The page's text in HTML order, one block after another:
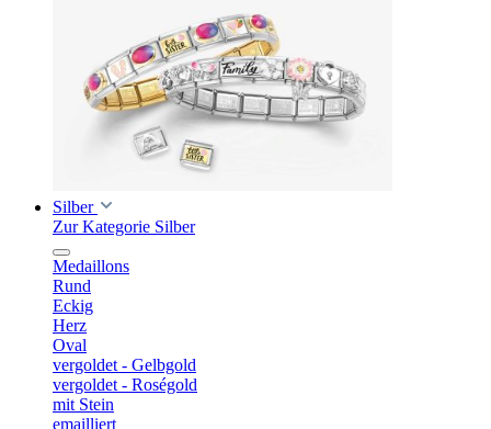
Silber
Zur Kategorie Silber
Medaillons
Rund
Eckig
Herz
Oval
vergoldet - Gelbgold
vergoldet - Roségold
mit Stein
emailliert